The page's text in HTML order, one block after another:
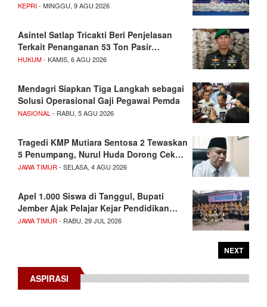
KEPRI- MINGGU, 9 AGU 2026
Asintel Satlap Tricakti Beri Penjelasan
Terkait Penanganan 53 Ton Pasir…
HUKUM- KAMIS, 6 AGU 2026
Mendagri Siapkan Tiga Langkah sebagai
Solusi Operasional Gaji Pegawai Pemda
NASIONAL - RABU, 5 AGU 2026
Tragedi KMP Mutiara Sentosa 2 Tewaskan
5 Penumpang, Nurul Huda Dorong Cek…
JAWA TIMUR - SELASA, 4 AGU 2026
Apel 1.000 Siswa di Tanggul, Bupati
Jember Ajak Pelajar Kejar Pendidikan…
JAWA TIMUR - RABU, 29 JUL 2026
NEXT
ASPIRASI